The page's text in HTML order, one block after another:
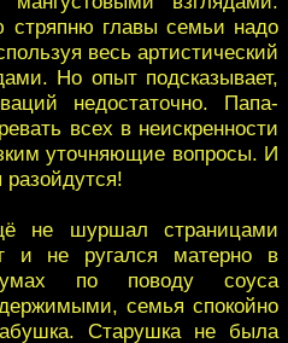
стряпню главы семьи надо
весь артистический
Но опыт подсказывает,
недостаточно. Папа-
всех в неискренности
уточняющие вопросы. И
не шуршал страницами
и не ругался матерно в
по поводу соуса
семья спокойно
Старушка не была